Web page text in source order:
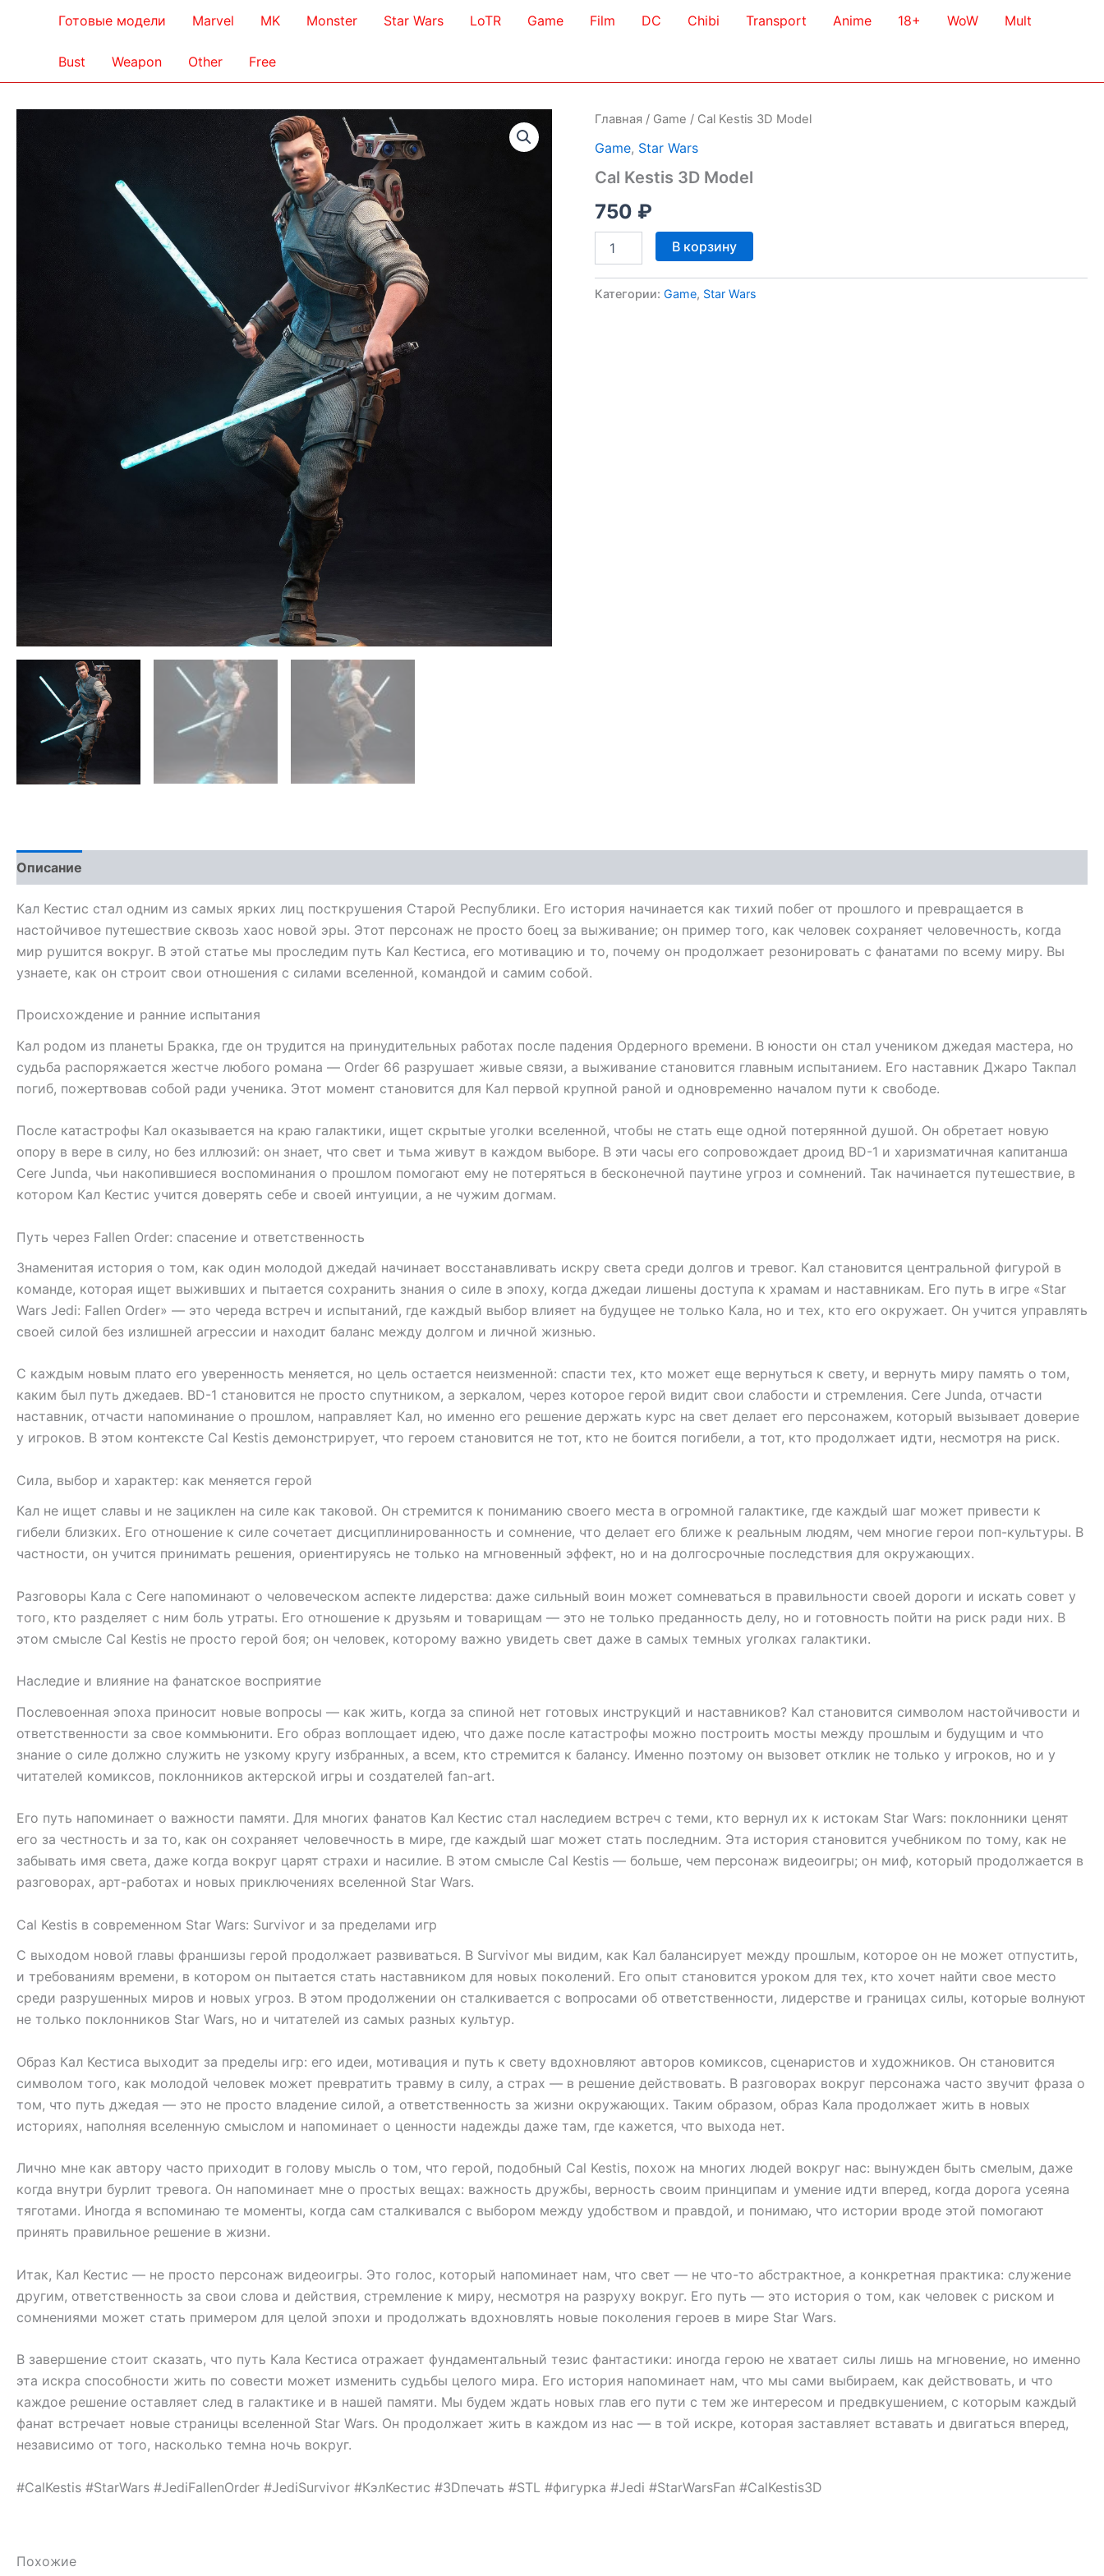
Готовые модели Marvel MK Monster Star Wars LoTR Game Film DC Chibi Transport Anime 18+ WoW Mult
Bust Weapon Other Free
Главная / Game / Cal Kestis 3D Model
Game, Star Wars
Cal Kestis 3D Model
750 ₽
Количество
товара
Kestis
В корзину
Категории:Game, Star Wars
Описание
Кал Кестис стал одним из самых ярких лиц посткрушения Старой Республики. Его история начинается как тихий побег от прошлого и превращается в
настойчивое путешествие сквозь хаос новой эры. Этот персонаж не просто боец за выживание; он пример того, как человек сохраняет человечность, когда
мир рушится вокруг. В этой статье мы проследим путь Кал Кестиса, его мотивацию и то, почему он продолжает резонировать с фанатами по всему миру. Вы
узнаете, как он строит свои отношения с силами вселенной, командой и самим собой.
Происхождение и ранние испытания
Кал родом из планеты Бракка, где он трудится на принудительных работах после падения Ордерного времени. В юности он стал учеником джедая мастера, но
судьба распоряжается жестче любого романа — Order 66 разрушает живые связи, а выживание становится главным испытанием. Его наставник Джаро Такпал
погиб, пожертвовав собой ради ученика. Этот момент становится для Кал первой крупной раной и одновременно началом пути к свободе.
После катастрофы Кал оказывается на краю галактики, ищет скрытые уголки вселенной, чтобы не стать еще одной потерянной душой. Он обретает новую
опору в вере в силу, но без иллюзий: он знает, что свет и тьма живут в каждом выборе. В эти часы его сопровождает дроид BD-1 и харизматичная капитанша
Cere Junda, чьи накопившиеся воспоминания о прошлом помогают ему не потеряться в бесконечной паутине угроз и сомнений. Так начинается путешествие, в
котором Кал Кестис учится доверять себе и своей интуиции, а не чужим догмам.
Путь через Fallen Order: спасение и ответственность
Знаменитая история о том, как один молодой джедай начинает восстанавливать искру света среди долгов и тревог. Кал становится центральной фигурой в
команде, которая ищет выживших и пытается сохранить знания о силе в эпоху, когда джедаи лишены доступа к храмам и наставникам. Его путь в игре «Star
Wars Jedi: Fallen Order» — это череда встреч и испытаний, где каждый выбор влияет на будущее не только Калa, но и тех, кто его окружает. Он учится управлять
своей силой без излишней агрессии и находит баланс между долгом и личной жизнью.
С каждым новым плато его уверенность меняется, но цель остается неизменной: спасти тех, кто может еще вернуться к свету, и вернуть миру память о том,
каким был путь джедаев. BD-1 становится не просто спутником, а зеркалом, через которое герой видит свои слабости и стремления. Cere Junda, отчасти
наставник, отчасти напоминание о прошлом, направляет Кал, но именно его решение держать курс на свет делает его персонажем, который вызывает доверие
у игроков. В этом контексте Cal Kestis демонстрирует, что героем становится не тот, кто не боится погибели, а тот, кто продолжает идти, несмотря на риск.
Сила, выбор и характер: как меняется герой
Кал не ищет славы и не зациклен на силе как таковой. Он стремится к пониманию своего места в огромной галактике, где каждый шаг может привести к
гибели близких. Его отношение к силе сочетает дисциплинированность и сомнение, что делает его ближе к реальным людям, чем многие герои поп-культуры. В
частности, он учится принимать решения, ориентируясь не только на мгновенный эффект, но и на долгосрочные последствия для окружающих.
Разговоры Калa с Cere напоминают о человеческом аспекте лидерства: даже сильный воин может сомневаться в правильности своей дороги и искать совет у
того, кто разделяет с ним боль утраты. Его отношение к друзьям и товарищам — это не только преданность делу, но и готовность пойти на риск ради них. В
этом смысле Cal Kestis не просто герой боя; он человек, которому важно увидеть свет даже в самых темных уголках галактики.
Наследие и влияние на фанатское восприятие
Послевоенная эпоха приносит новые вопросы — как жить, когда за спиной нет готовых инструкций и наставников? Кал становится символом настойчивости и
ответственности за свое коммьюнити. Его образ воплощает идею, что даже после катастрофы можно построить мосты между прошлым и будущим и что
знание о силе должно служить не узкому кругу избранных, а всем, кто стремится к балансу. Именно поэтому он вызовет отклик не только у игроков, но и у
читателей комиксов, поклонников актерской игры и создателей fan-art.
Его путь напоминает о важности памяти. Для многих фанатов Кал Кестис стал наследием встреч с теми, кто вернул их к истокам Star Wars: поклонники ценят
его за честность и за то, как он сохраняет человечность в мире, где каждый шаг может стать последним. Эта история становится учебником по тому, как не
забывать имя света, даже когда вокруг царят страхи и насилие. В этом смысле Cal Kestis — больше, чем персонаж видеоигры; он миф, который продолжается в
разговорах, арт-работах и новых приключениях вселенной Star Wars.
Cal Kestis в современном Star Wars: Survivor и за пределами игр
С выходом новой главы франшизы герой продолжает развиваться. В Survivor мы видим, как Кал балансирует между прошлым, которое он не может отпустить,
и требованиям времени, в котором он пытается стать наставником для новых поколений. Его опыт становится уроком для тех, кто хочет найти свое место
среди разрушенных миров и новых угроз. В этом продолжении он сталкивается с вопросами об ответственности, лидерстве и границах силы, которые волнуют
не только поклонников Star Wars, но и читателей из самых разных культур.
Образ Кал Кестиса выходит за пределы игр: его идеи, мотивация и путь к свету вдохновляют авторов комиксов, сценаристов и художников. Он становится
символом того, как молодой человек может превратить травму в силу, а страх — в решение действовать. В разговорах вокруг персонажа часто звучит фраза о
том, что путь джедая — это не просто владение силой, а ответственность за жизни окружающих. Таким образом, образ Калa продолжает жить в новых
историях, наполняя вселенную смыслом и напоминает о ценности надежды даже там, где кажется, что выхода нет.
Лично мне как автору часто приходит в голову мысль о том, что герой, подобный Cal Kestis, похож на многих людей вокруг нас: вынужден быть смелым, даже
когда внутри бурлит тревога. Он напоминает мне о простых вещах: важность дружбы, верность своим принципам и умение идти вперед, когда дорога усеяна
тяготами. Иногда я вспоминаю те моменты, когда сам сталкивался с выбором между удобством и правдой, и понимаю, что истории вроде этой помогают
принять правильное решение в жизни.
Итак, Кал Кестис — не просто персонаж видеоигры. Это голос, который напоминает нам, что свет — не что-то абстрактное, а конкретная практика: служение
другим, ответственность за свои слова и действия, стремление к миру, несмотря на разруху вокруг. Его путь — это история о том, как человек с риском и
сомнениями может стать примером для целой эпохи и продолжать вдохновлять новые поколения героев в мире Star Wars.
В завершение стоит сказать, что путь Калa Кестиса отражает фундаментальный тезис фантастики: иногда герою не хватает силы лишь на мгновение, но именно
эта искра способности жить по совести может изменить судьбы целого мира. Его история напоминает нам, что мы сами выбираем, как действовать, и что
каждое решение оставляет след в галактике и в нашей памяти. Мы будем ждать новых глав его пути с тем же интересом и предвкушением, с которым каждый
фанат встречает новые страницы вселенной Star Wars. Он продолжает жить в каждом из нас — в той искре, которая заставляет вставать и двигаться вперед,
независимо от того, насколько темна ночь вокруг.
#CalKestis #StarWars #JediFallenOrder #JediSurvivor #КэлКестис #3Dпечать #STL #фигурка #Jedi #StarWarsFan #CalKestis3D
Похожие